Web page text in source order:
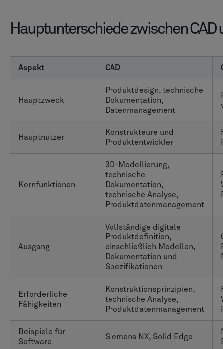
Hauptunterschiede zwischen CAD
Aspekt CAD
Hauptzweck
Produktdesign, technische
Dokumentation,
Datenmanagement
Hauptnutzer
Konstrukteure und
Produktentwickler
Kernfunktionen
3D-Modellierung,
technische
Dokumentation,
technische Analyse,
Produktdatenmanagement
Ausgang
Vollständige digitale
Produktdefinition,
einschließlich Modellen,
Dokumentation und
Spezifikationen
Erforderliche
Fähigkeiten
Konstruktionsprinzipien,
technische Analyse,
Produktdatenmanagement
Beispiele für
Software
Siemens NX, Solid Edge